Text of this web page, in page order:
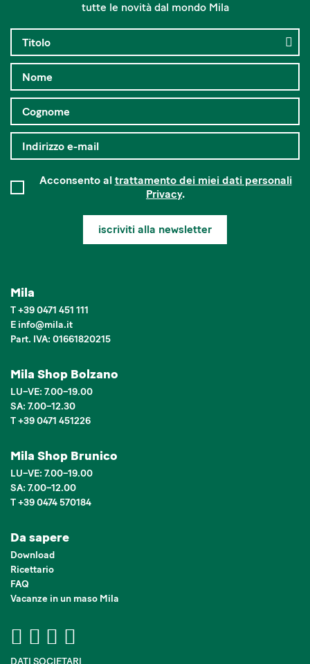
tutte le novità dal mondo Mila
Acconsento al trattamento dei miei dati personali
Privacy.
iscriviti alla newsletter
Mila
T+39 0471 451 111
E info@mila.it
Part. IVA: 01661820215
Mila Shop Bolzano
LU–VE: 7.00–19.00
SA: 7.00–12.30
T +39 0471 451226
Mila Shop Brunico
LU–VE: 7.00–19.00
SA: 7.00–12.00
T +39 0474 570184
Da sapere
Download
Ricettario
FAQ
Vacanze in un maso Mila